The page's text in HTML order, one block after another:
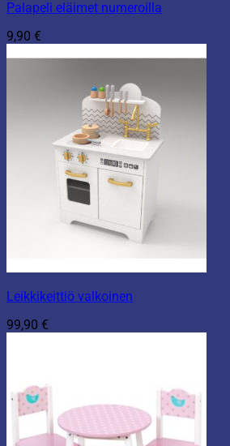
Palapeli eläimet numeroilla
9,90 €
Leikkikeittiö valkoinen
99,90 €